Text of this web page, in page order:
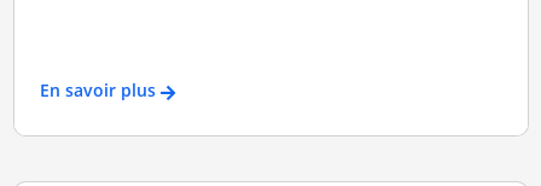
En savoir plus